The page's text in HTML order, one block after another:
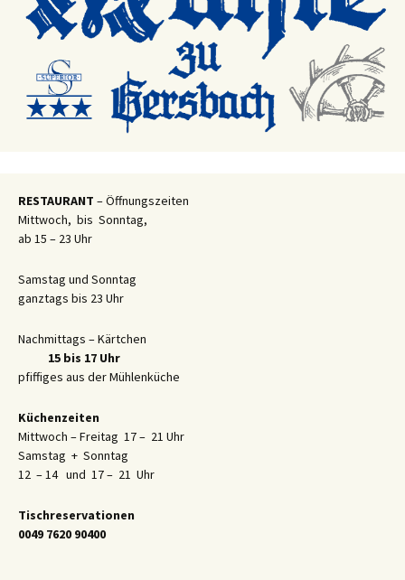
RESTAURANT – Öffnungszeiten
Mittwoch, bis Sonntag,
ab 15 – 23 Uhr
Samstag und Sonntag
ganztags bis 23 Uhr
Nachmittags – Kärtchen
15 bis 17 Uhr
pfiffiges aus der Mühlenküche
Küchenzeiten
Mittwoch – Freitag 17 – 21 Uhr
Samstag + Sonntag
12 – 14 und 17 – 21 Uhr
Tischreservationen
0049 7620 90400